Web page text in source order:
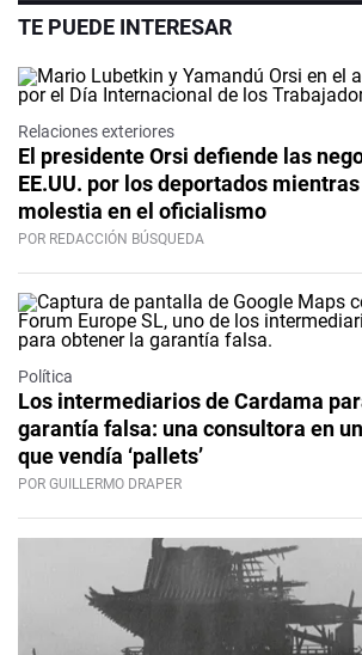
TE PUEDE INTERESAR
Relaciones exteriores
El presidente Orsi defiende las
EE.UU. por los deportados
molestia en el oficialismo
POR REDACCIÓN BÚSQUEDA
Política
Los intermediarios de Cardama
garantía falsa: una consultora en un
que vendía ‘pallets’
POR GUILLERMO DRAPER